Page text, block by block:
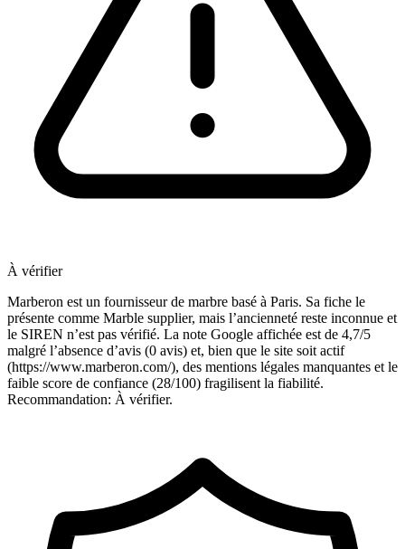
À vérifier
Marberon est un fournisseur de marbre basé à Paris. Sa fiche le
présente comme Marble supplier, mais l’ancienneté reste inconnue et
le SIREN n’est pas vérifié. La note Google affichée est de 4,7/5
malgré l’absence d’avis (0 avis) et, bien que le site soit actif
(https://www.marberon.com/), des mentions légales manquantes et le
faible score de confiance (28/100) fragilisent la fiabilité.
Recommandation: À vérifier.